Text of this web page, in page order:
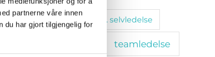
partnerne våre innen
du har gjort tilgjengelig for
stressmestring. selvledelse
teamledelse